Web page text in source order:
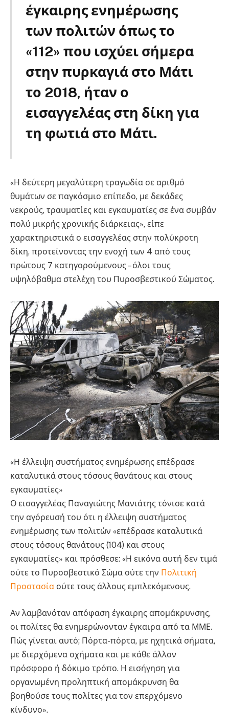
έγκαιρης ενημέρωσης
των πολιτών όπως το
«112» που ισχύει σήμερα
στην πυρκαγιά στο Μάτι
το 2018, ήταν ο
εισαγγελέας στη δίκη για
τη φωτιά στο Μάτι.
«Η δεύτερη μεγαλύτερη τραγωδία σε αριθμό
θυμάτων σε παγκόσμιο επίπεδο, με δεκάδες
νεκρούς, τραυματίες και εγκαυματίες σε ένα συμβάν
πολύ μικρής χρονικής διάρκειας», είπε
χαρακτηριστικά ο εισαγγελέας στην πολύκροτη
δίκη, προτείνοντας την ενοχή των 4 από τους
πρώτους 7 κατηγορούμενους – όλοι τους
υψηλόβαθμα στελέχη του Πυροσβεστικού Σώματος.
«Η έλλειψη συστήματος ενημέρωσης επέδρασε
καταλυτικά στους τόσους θανάτους και στους
εγκαυματίες»
Ο εισαγγελέας Παναγιώτης Μανιάτης τόνισε κατά
την αγόρευσή του ότι η έλλειψη συστήματος
ενημέρωσης των πολιτών «επέδρασε καταλυτικά
στους τόσους θανάτους (104) και στους
εγκαυματίες» και πρόσθεσε: «Η εικόνα αυτή δεν τιμά
ούτε το Πυροσβεστικό Σώμα ούτε την Πολιτική
Προστασία ούτε τους άλλους εμπλεκόμενους.
Αν λαμβανόταν απόφαση έγκαιρης απομάκρυνσης,
οι πολίτες θα ενημερώνονταν έγκαιρα από τα ΜΜΕ.
Πώς γίνεται αυτό; Πόρτα-πόρτα, με ηχητικά σήματα,
με διερχόμενα οχήματα και με κάθε άλλον
πρόσφορο ή δόκιμο τρόπο. Η εισήγηση για
οργανωμένη προληπτική απομάκρυνση θα
βοηθούσε τους πολίτες για τον επερχόμενο
κίνδυνο».